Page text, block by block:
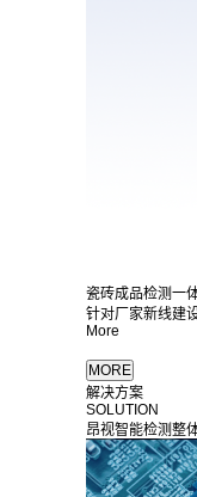
瓷砖成品检测一
针对厂家新线建
More
解决方案
SOLUTION
昂视智能检测整